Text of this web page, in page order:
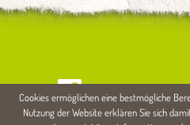
Kontakt Impressum
Cookies ermöglichen eine bestmögliche
Nutzung der Website erklären Sie sich